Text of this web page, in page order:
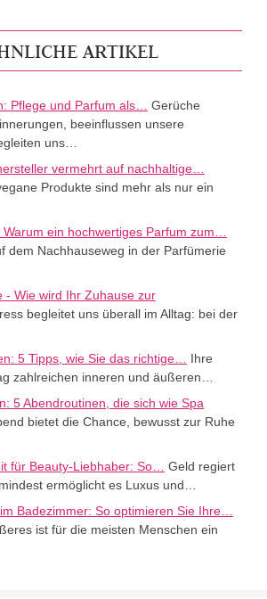
ARTIKEL
Pflege und Parfum als…
Gerüche
beeinflussen unsere
uns…
vermehrt auf nachhaltige…
Produkte sind mehr als nur ein
ein hochwertiges Parfum zum…
dem Nachhauseweg in der Parfümerie
- Wie wird Ihr Zuhause zur
begleitet uns überall im Alltag: bei der
5 Tipps, wie Sie das richtige…
Ihre
zahlreichen inneren und äußeren…
5 Abendroutinen, die sich wie Spa
bietet die Chance, bewusst zur Ruhe
für Beauty-Liebhaber: So…
Geld regiert
ermöglicht es Luxus und…
Badezimmer: So optimieren Sie Ihre…
ist für die meisten Menschen ein